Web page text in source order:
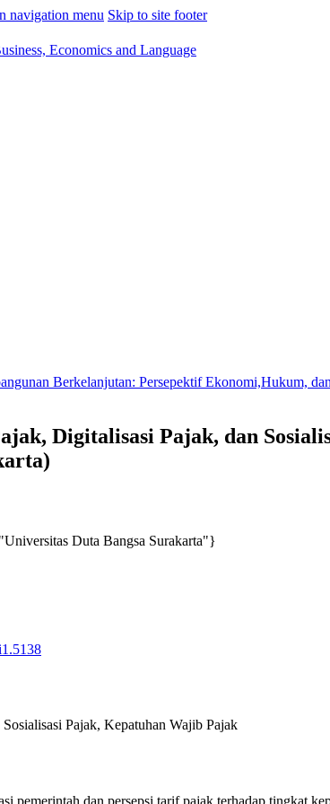
navigation menu Skip to site footer
Economics and Language
Berkelanjutan: Persepektif Ekonomi,Hukum,
Digitalisasi Pajak, dan
Duta Bangsa Surakarta"}
Pajak, Kepatuhan Wajib Pajak